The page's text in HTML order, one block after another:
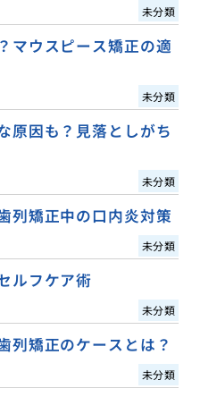
未分類
マウスピース矯正の適
未分類
原因も？見落としがち
未分類
列矯正中の口内炎対策
未分類
ルフケア術
未分類
列矯正のケースとは？
未分類